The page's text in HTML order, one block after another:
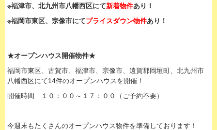
※福津市、北九州市八幡西区にて新着物件あり！
※福岡市東区、宗像市にてプライスダウン物件あり！
★オープンハウス開催物件★
福岡市東区、古賀市、福津市、宗像市、遠賀郡岡垣町、北九州市
八幡西区にて14件のオープンハウスを開催！
開催時間 １０：００～１７：００（ご予約不要）
今週末もたくさんのオープンハウス物件を準備しております！